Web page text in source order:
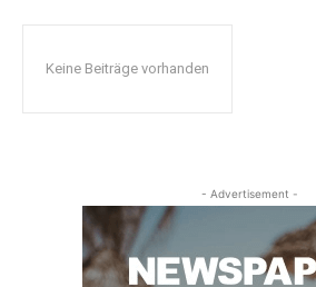
Keine Beiträge vorhanden
- Advertisement -